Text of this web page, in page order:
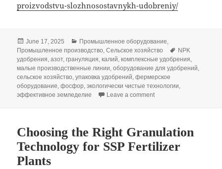
proizvodstvu-slozhnosostavnykh-udobreniy/
Posted
on
June 17, 2025 Categories
Промышленное оборудование
Промышленное производство ,Сельское хозяйство Tags
NPK
удобрения ,азот,грануляция ,калий ,комплексные удобрения
малые производственные линии ,оборудование для удобрений
сельское хозяйство ,упаковка удобрений ,фермерское
оборудование ,фосфор ,экологически чистые технологии
эффективное земледелие
Leave a commenton Оборудование для
Choosing the Right Granulation
Technology for SSP Fertilizer
Plants